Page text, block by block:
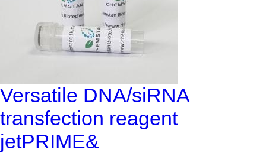
Versatile DNA/siRNA
transfection reagent
jetPRIME&